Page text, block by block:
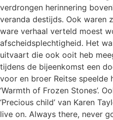
verdrongen herinnering
veranda destijds. Ook waren
ware verhaal verteld moest
afscheidsplechtigheid. Het
uitvaart die ook ooit heb
tijdens de bijeenkomst een
voor en broer Reitse speelde
‘Warmth of Frozen Stones’.
‘Precious child’ van Karen
live on. Always there, never